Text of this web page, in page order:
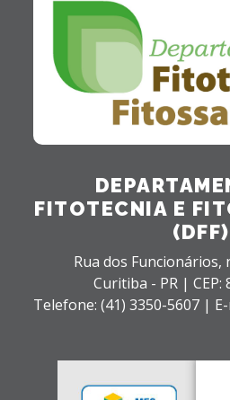
FITOTECNIA E
(DFF)
Rua dos Funcionários,
Curitiba - PR | CEP:
Telefone: (41) 3350-5607 |